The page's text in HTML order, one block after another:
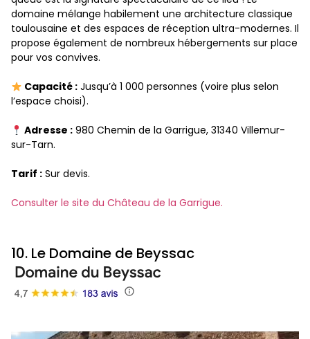
domaine mélange habilement une architecture classique
toulousaine et des espaces de réception ultra-modernes. Il
propose également de nombreux hébergements sur place
pour vos convives.
Capacité :Jusqu’à 1 000 personnes (voire plus selon
l’espace choisi).
Adresse :980 Chemin de la Garrigue, 31340 Villemur-
sur-Tarn.
Tarif : Sur devis.
Consulter le site du Château de la Garrigue.
10. Le Domaine de Beyssac